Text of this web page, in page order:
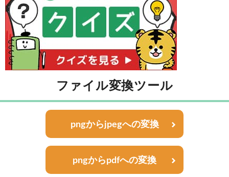
ファイル変換ツール
pngからjpegへの変換
pngからpdfへの変換